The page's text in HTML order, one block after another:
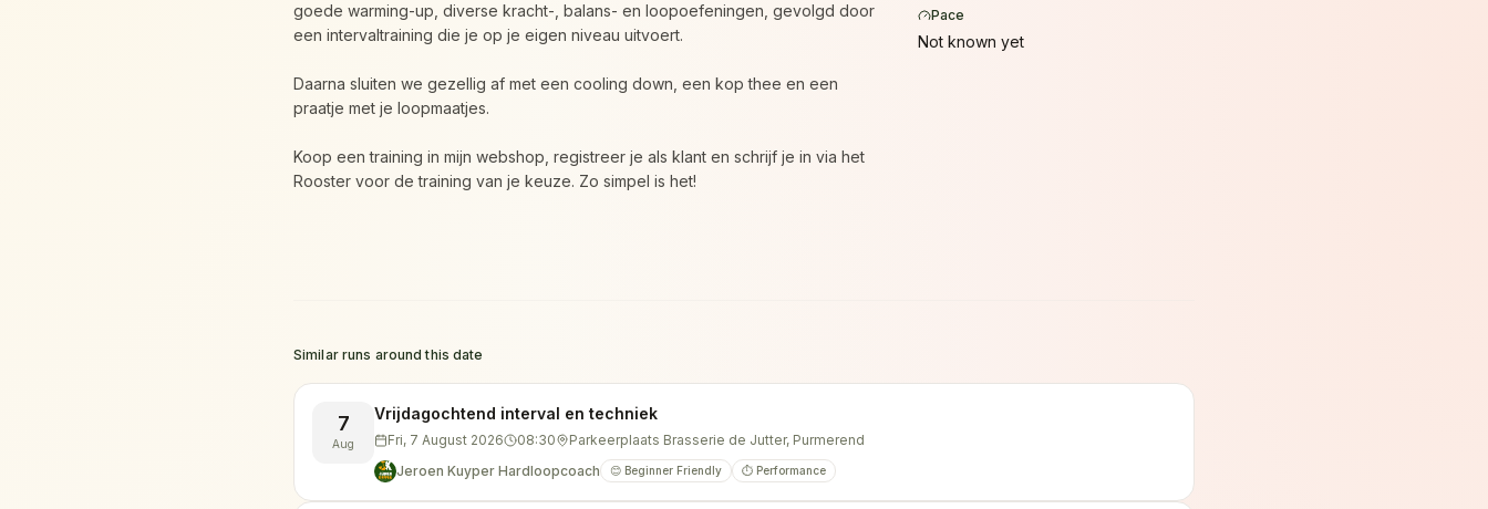
goede warming-up, diverse kracht-, balans- en loopoefeningen, gevolgd door
een intervaltraining die je op je eigen niveau uitvoert.
Daarna sluiten we gezellig af met een cooling down, een kop thee en een
praatje met je loopmaatjes.
Koop een training in mijn webshop, registreer je als klant en schrijf je in via het
Rooster voor de training van je keuze. Zo simpel is het!
Pace
Not known yet
Similar runs around this date
7
Aug
Vrijdagochtend interval en techniek
Fri, 7 August 2026 08:30
Parkeerplaats Brasserie de Jutter, Purmerend
Jeroen Kuyper Hardloopcoach
😊 Beginner Friendly ⏱️ Performance